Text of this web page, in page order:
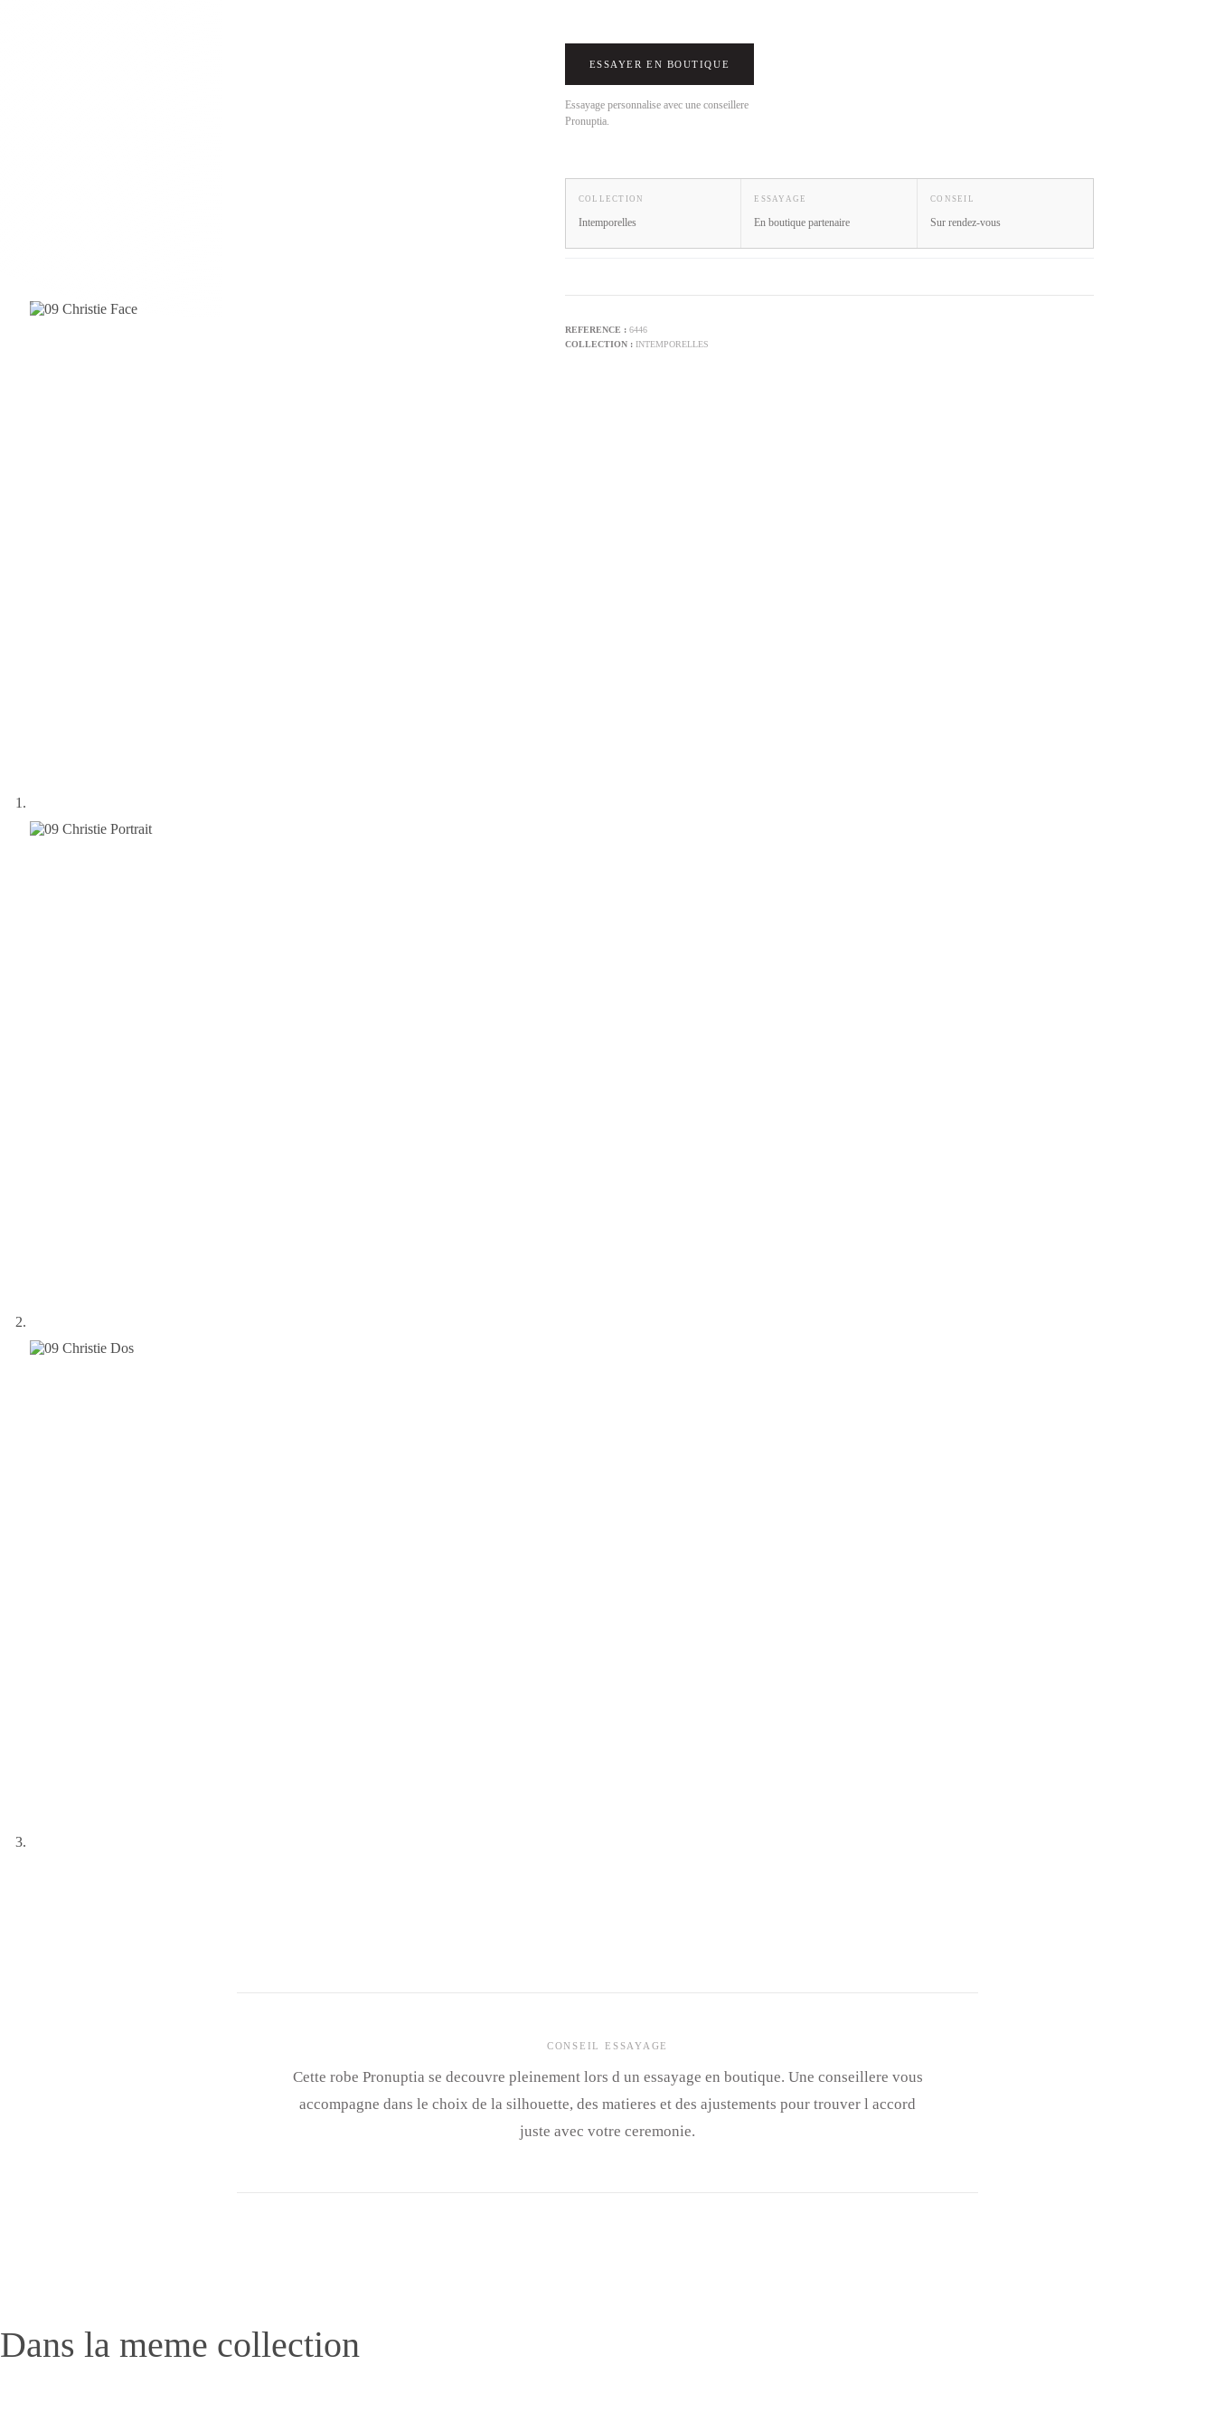
ESSAYER EN BOUTIQUE
Essayage personnalise avec une conseillere
Pronuptia.
COLLECTION
Intemporelles
ESSAYAGE
En boutique partenaire
CONSEIL
Sur rendez-vous
6446
INTEMPORELLES
CONSEIL ESSAYAGE
Cette robe Pronuptia se decouvre pleinement lors d un essayage en boutique. Une conseillere vous
accompagne dans le choix de la silhouette, des matieres et des ajustements pour trouver l accord
juste avec votre ceremonie.
Dans la meme collection